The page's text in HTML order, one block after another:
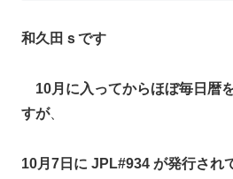
和久田ｓです
10月に入ってからほぼ毎日暦
すが、
10月7日に JPL#934 が発行され